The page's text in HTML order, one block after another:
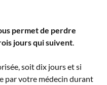
permet de perdre
jours qui suivent.
soit dix jours et si
par votre médecin durant